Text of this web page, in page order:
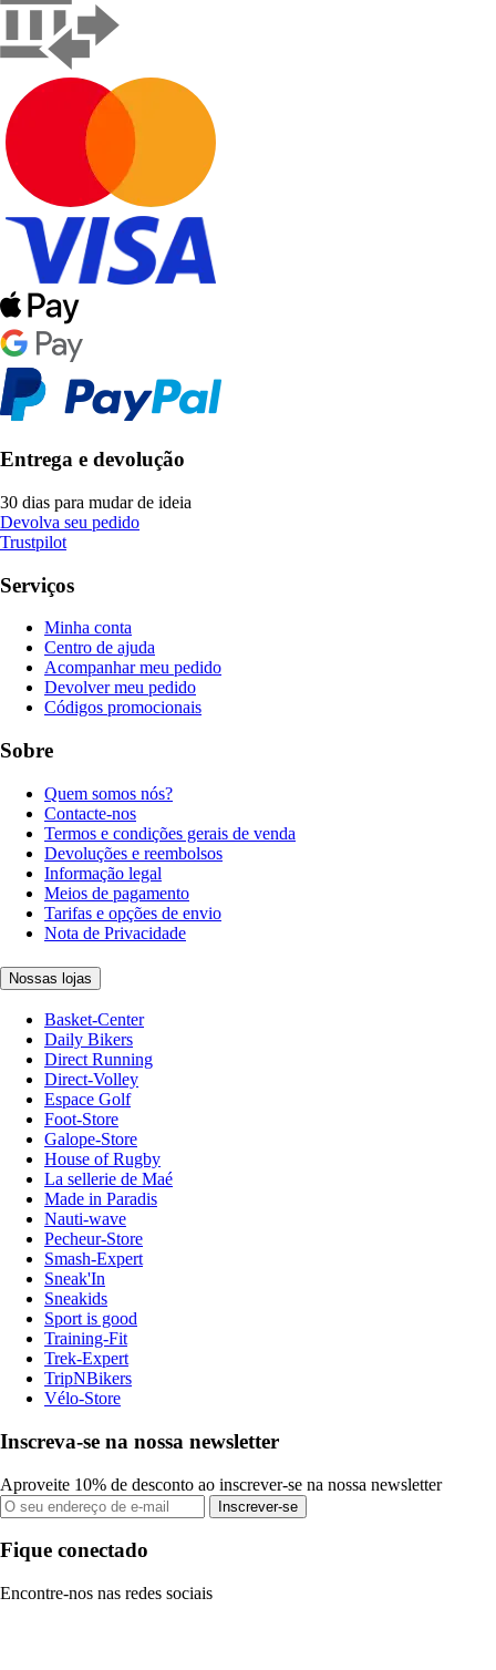
Entrega e devolução
30 dias para mudar de ideia
Devolva seu pedido
Trustpilot
Serviços
Minha conta
Centro de ajuda
Acompanhar meu pedido
Devolver meu pedido
Códigos promocionais
Sobre
Quem somos nós?
Contacte-nos
Termos e condições gerais de venda
Devoluções e reembolsos
Informação legal
Meios de pagamento
Tarifas e opções de envio
Nota de Privacidade
Nossas lojas
Basket-Center
Daily Bikers
Direct Running
Direct-Volley
Espace Golf
Foot-Store
Galope-Store
House of Rugby
La sellerie de Maé
Made in Paradis
Nauti-wave
Pecheur-Store
Smash-Expert
Sneak'In
Sneakids
Sport is good
Training-Fit
Trek-Expert
TripNBikers
Vélo-Store
Inscreva-se na nossa newsletter
Aproveite 10% de desconto ao inscrever-se na nossa newsletter
Inscrever-se
Fique conectado
Encontre-nos nas redes sociais